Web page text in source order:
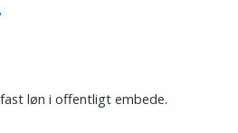
løn i offentligt embede.